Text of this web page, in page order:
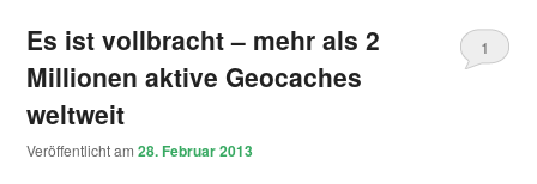
Es ist vollbracht – mehr als 2
Millionen aktive Geocaches
weltweit
Veröffentlicht am28. Februar 2013
1